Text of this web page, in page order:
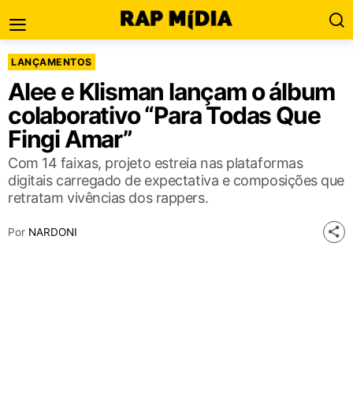
LANÇAMENTOS
Alee e Klisman lançam o álbum
colaborativo “Para Todas Que
Fingi Amar”
Com 14 faixas, projeto estreia nas plataformas
digitais carregado de expectativa e composições que
retratam vivências dos rappers.
Por NARDONI